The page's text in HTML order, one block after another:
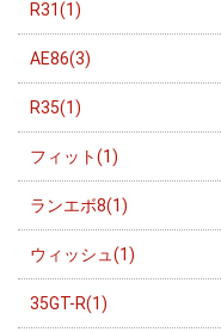
R31(1)
AE86(3)
R35(1)
フィット(1)
ランエボ8(1)
ウィッシュ(1)
35GT-R(1)